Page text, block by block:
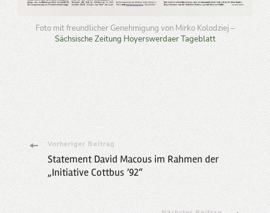
Foto mit freundlicher Genehmigung von Mirko Kolodziej –
Sächsische Zeitung Hoyerswerdaer Tageblatt
Beitragsnavigation
Vorheriger Beitrag
Statement David Macous im Rahmen der
„Initiative Cottbus ’92“